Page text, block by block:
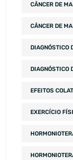
CÂNCER DE
CÂNCER DE
DIAGNÓSTICO
DIAGNÓSTICO
EFEITOS
EXERCÍCIO